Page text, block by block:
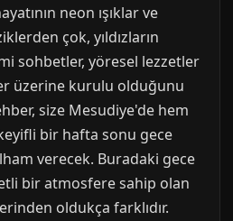
neon ışıklar ve
çok, yıldızların
sohbetler, yöresel lezzetler
üzerine kurulu olduğunu
size Mesudiye'de hem
bir hafta sonu gece
verecek. Buradaki gece
bir atmosfere sahip olan
oldukça farklıdır.